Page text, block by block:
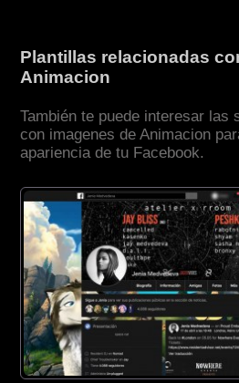
Plantillas relacionadas
Animacion
También te puede interesar las
con imagenes de Animacion
apariencia de tu Facebook.